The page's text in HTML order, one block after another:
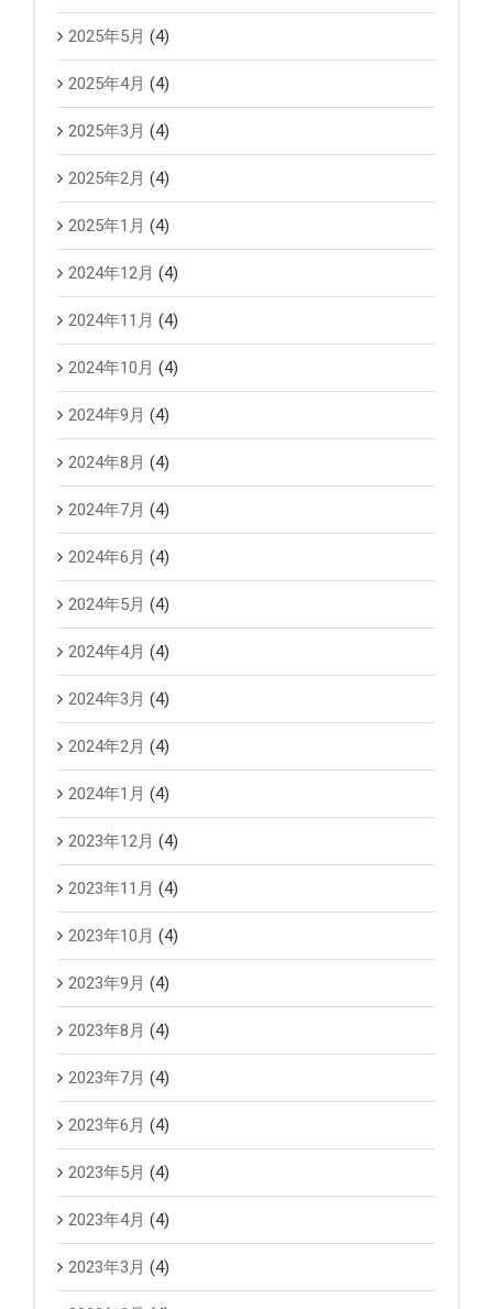
2025年5月 (4)
2025年4月 (4)
2025年3月 (4)
2025年2月 (4)
2025年1月 (4)
2024年12月 (4)
2024年11月 (4)
2024年10月 (4)
2024年9月 (4)
2024年8月 (4)
2024年7月 (4)
2024年6月 (4)
2024年5月 (4)
2024年4月 (4)
2024年3月 (4)
2024年2月 (4)
2024年1月 (4)
2023年12月 (4)
2023年11月 (4)
2023年10月 (4)
2023年9月 (4)
2023年8月 (4)
2023年7月 (4)
2023年6月 (4)
2023年5月 (4)
2023年4月 (4)
2023年3月 (4)